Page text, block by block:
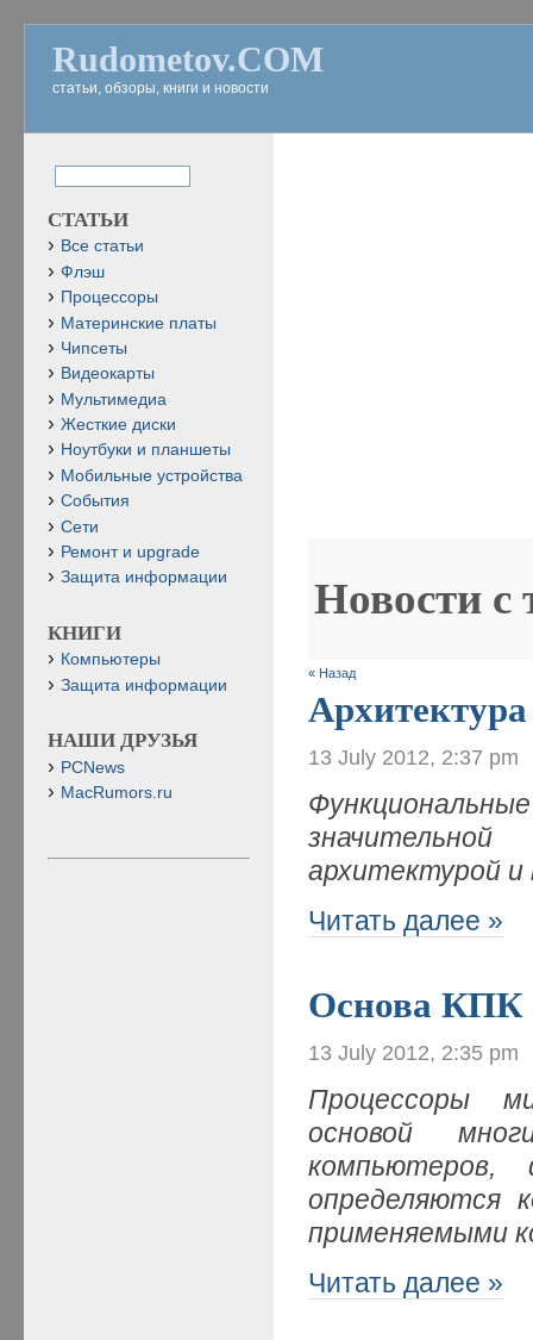
Rudometov.COM
статьи, обзоры, книги и новости
Новости с
« Назад
13 July 2012, 2:37 pm
Ф
архитектурой
Читать далее »
Основа КПК
13 July 2012, 2:35 pm
Процессоры
основой
компьютеров,
определяются
применяемыми
Читать далее »
СТАТЬИ
Все статьи
Флэш
Процессоры
Материнские платы
Чипсеты
Видеокарты
Мультимедиа
Жесткие диски
Ноутбуки и планшеты
Мобильные устройства
События
Сети
Ремонт и upgrade
Защита информации
КНИГИ
Компьютеры
Защита информации
НАШИ ДРУЗЬЯ
PCNews
MacRumors.ru